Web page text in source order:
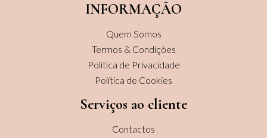
INFORMAÇÃO
Quem Somos
Termos & Condições
Política de Privacidade
Política de Cookies
Serviços ao cliente
Contactos